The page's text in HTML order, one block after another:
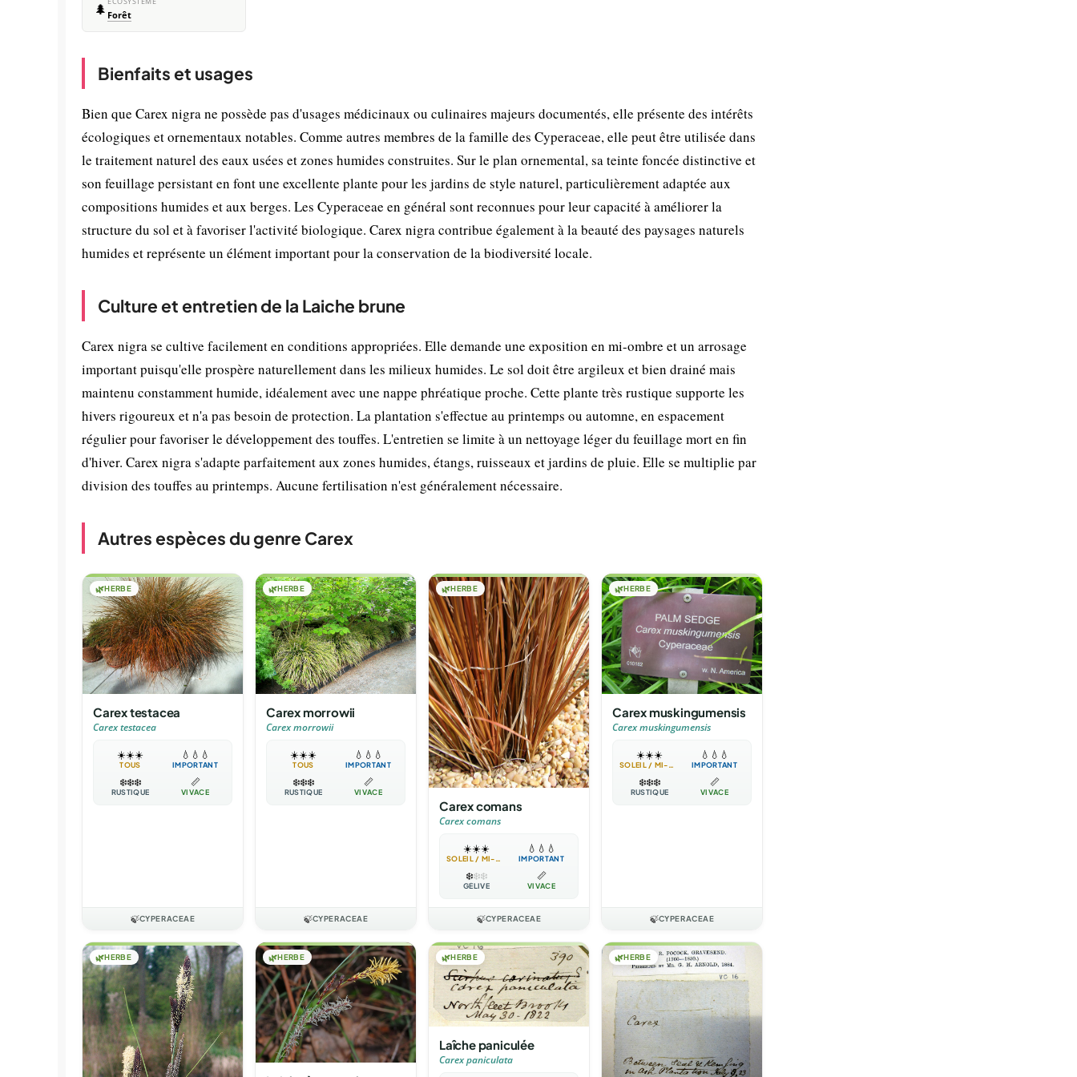
🌲 Forêt
Bienfaits et usages
Bien que Carex nigra ne possède pas d'usages médicinaux ou culinaires majeurs documentés, elle présente des intérêts
écologiques et ornementaux notables. Comme autres membres de la famille des Cyperaceae, elle peut être utilisée dans
le traitement naturel des eaux usées et zones humides construites. Sur le plan ornemental, sa teinte foncée distinctive et
son feuillage persistant en font une excellente plante pour les jardins de style naturel, particulièrement adaptée aux
compositions humides et aux berges. Les Cyperaceae en général sont reconnues pour leur capacité à améliorer la
structure du sol et à favoriser l'activité biologique. Carex nigra contribue également à la beauté des paysages naturels
humides et représente un élément important pour la conservation de la biodiversité locale.
Culture et entretien de la Laiche brune
Carex nigra se cultive facilement en conditions appropriées. Elle demande une exposition en mi-ombre et un arrosage
important puisqu'elle prospère naturellement dans les milieux humides. Le sol doit être argileux et bien drainé mais
maintenu constamment humide, idéalement avec une nappe phréatique proche. Cette plante très rustique supporte les
hivers rigoureux et n'a pas besoin de protection. La plantation s'effectue au printemps ou automne, en espacement
régulier pour favoriser le développement des touffes. L'entretien se limite à un nettoyage léger du feuillage mort en fin
d'hiver. Carex nigra s'adapte parfaitement aux zones humides, étangs, ruisseaux et jardins de pluie. Elle se multiplie par
division des touffes au printemps. Aucune fertilisation n'est généralement nécessaire.
Autres espèces du genre Carex
🌿HERBE
Carex testacea
Carex testacea
☀️☀️☀️
TOUS
💧 💧 💧
IMPORTANT
❄️❄️❄️
RUSTIQUE
📏
VIVACE
🍃CYPERACEAE
🌿HERBE
Carex morrowii
Carex morrowii
☀️☀️☀️
TOUS
💧 💧 💧
IMPORTANT
❄️❄️❄️
RUSTIQUE
📏
VIVACE
🍃CYPERACEAE
🌿HERBE
Carex comans
Carex comans
☀️☀️☀️
SOLEIL / MI-OMBRE
💧 💧 💧
IMPORTANT
❄️❄️❄️
GÉLIVE
📏
VIVACE
🍃CYPERACEAE
🌿HERBE
Carex muskingumensis
Carex muskingumensis
☀️☀️☀️
SOLEIL / MI-OMBRE
💧 💧 💧
IMPORTANT
❄️❄️❄️
RUSTIQUE
📏
VIVACE
🍃CYPERACEAE
🌿HERBE 🌿HERBE 🌿HERBE
Laîche paniculée
Carex paniculata
🌿HERBE